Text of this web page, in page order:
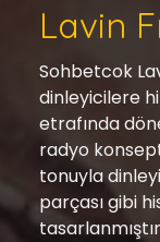
Lavin
Sohbetcok
dinleyicilere
etrafında
radyo
tonuyla
parçası gibi